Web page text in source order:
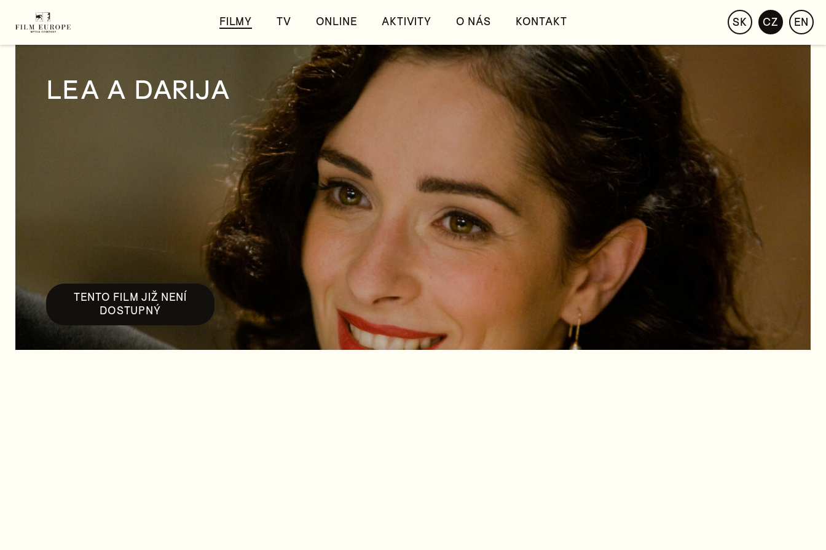
FILMY TV ONLINE AKTIVITY O NÁS KONTAKT SK CZ EN
LEA A DARIJA
TENTO FILM JIŽ NENÍ
DOSTUPNÝ